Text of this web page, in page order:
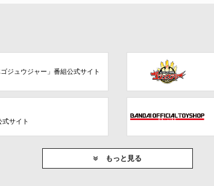
ジュウジャー」番組公式サイト
サイト
もっと見る